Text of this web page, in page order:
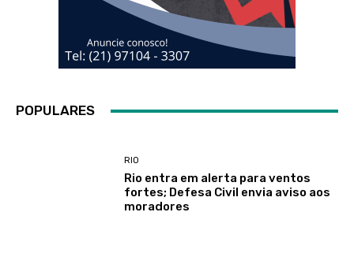
POPULARES
RIO
Rio entra em alerta para ventos
fortes; Defesa Civil envia aviso aos
moradores